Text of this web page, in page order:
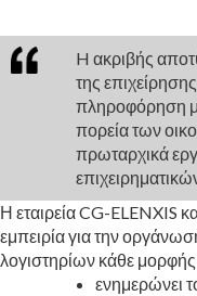
H ακριβής
της
πληροφόρηση
πορεία των
πρωταρχικά
Η εταιρεία CG-ELENXIS
εμπειρία για την
λογιστηρίων κάθε
ενημερώνει